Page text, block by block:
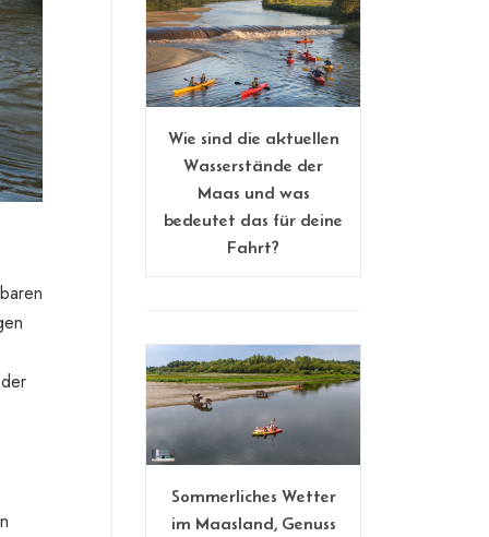
Wie sind die aktuellen
Wasserstände der
Maas und was
bedeutet das für deine
Fahrt?
Sommerliches Wetter
im Maasland, Genuss